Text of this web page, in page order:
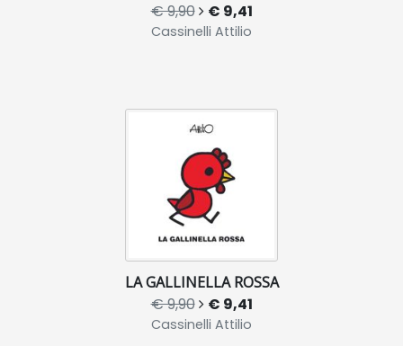
€ 9,90 € 9,41
Cassinelli Attilio
LA GALLINELLA ROSSA
€ 9,90 € 9,41
Cassinelli Attilio